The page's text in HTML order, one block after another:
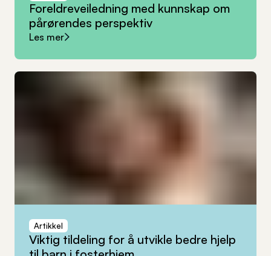
Foreldreveiledning med kunnskap om
pårørendes perspektiv
Les mer
Artikkel
Viktig tildeling for å utvikle bedre hjelp